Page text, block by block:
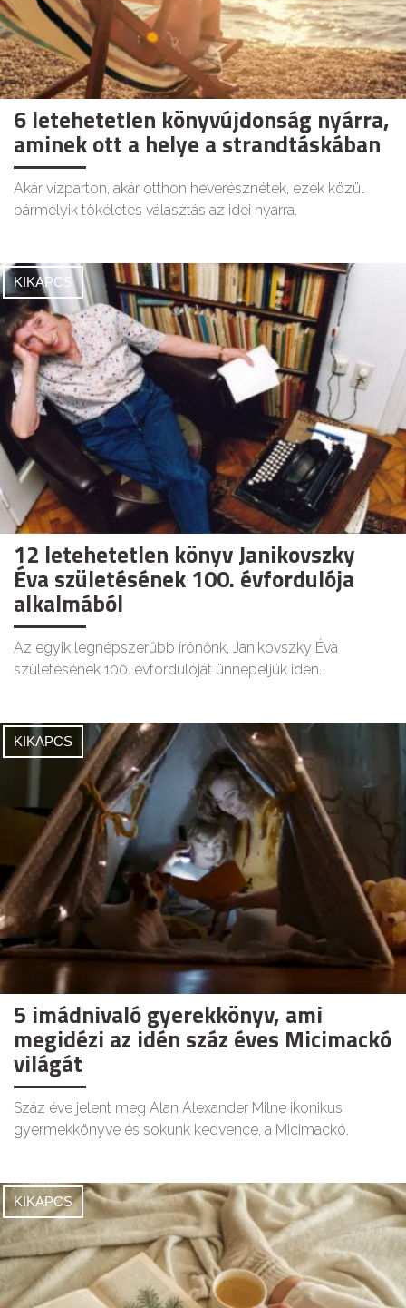
6 letehetetlen könyvújdonság nyárra,
aminek ott a helye a strandtáskában
Akár vízparton, akár otthon heverésznétek, ezek közül
bármelyik tökéletes választás az idei nyárra.
KIKAPCS
12 letehetetlen könyv Janikovszky
Éva születésének 100. évfordulója
alkalmából
Az egyik legnépszerűbb írónőnk, Janikovszky Éva
születésének 100. évfordulóját ünnepeljük idén.
KIKAPCS
5 imádnivaló gyerekkönyv, ami
megidézi az idén száz éves Micimackó
világát
Száz éve jelent meg Alan Alexander Milne ikonikus
gyermekkönyve és sokunk kedvence, a Micimackó.
KIKAPCS